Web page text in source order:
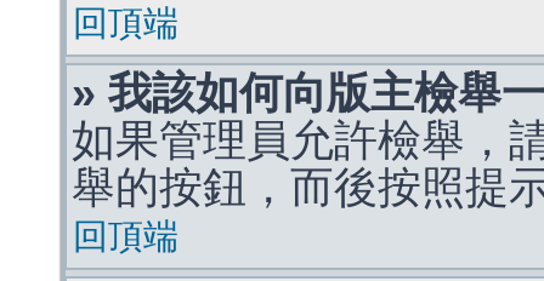
回頂端
» 我該如何向版主檢舉
如果管理員允許檢舉，
舉的按鈕，而後按照提
回頂端